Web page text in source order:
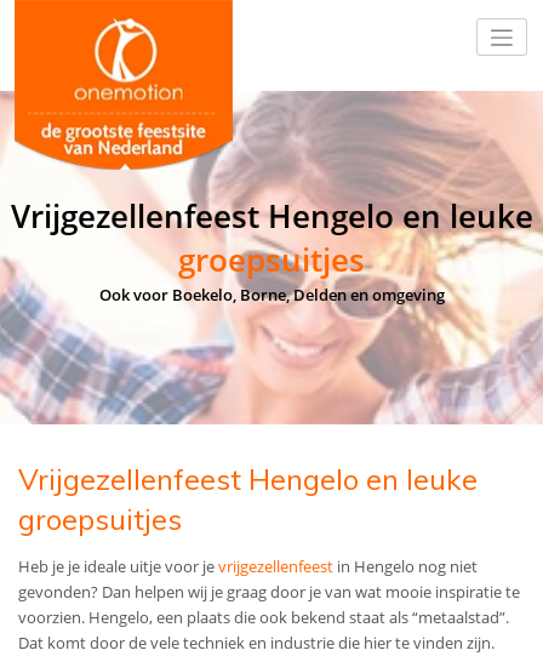
Vrijgezellenfeest Hengelo en leuke
groepsuitjes
Ook voor Boekelo, Borne, Delden en omgeving
Vrijgezellenfeest Hengelo en leuke
groepsuitjes
Heb je je ideale uitje voor jevrijgezellenfeest in Hengelo nog niet
gevonden? Dan helpen wij je graag door je van wat mooie inspiratie te
voorzien. Hengelo, een plaats die ook bekend staat als “metaalstad”.
Dat komt door de vele techniek en industrie die hier te vinden zijn.